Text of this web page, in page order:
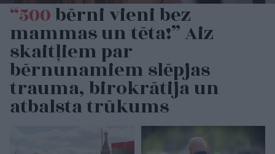
“500bērni vieni bez
mammas un tēta!” Aiz
skaitļiem par
bērnunamiem slēpjas
trauma, birokrātija un
atbalsta trūkums